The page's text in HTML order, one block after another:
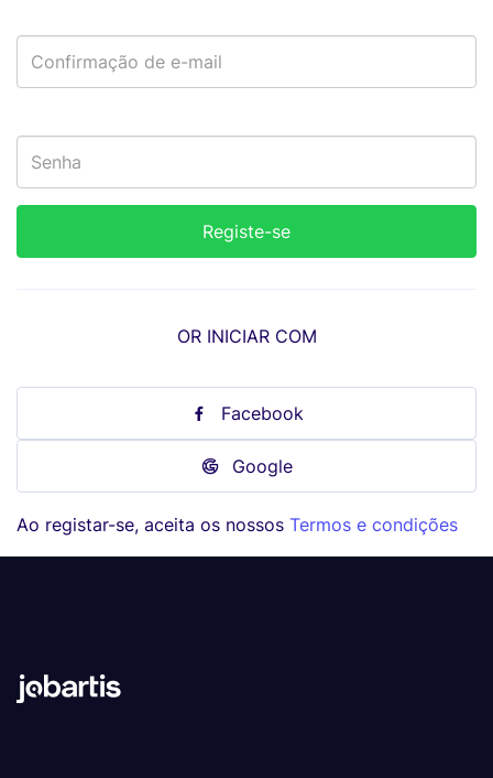
OR INICIAR COM
Facebook
Google
Ao registar-se, aceita os nossos Termos e condições